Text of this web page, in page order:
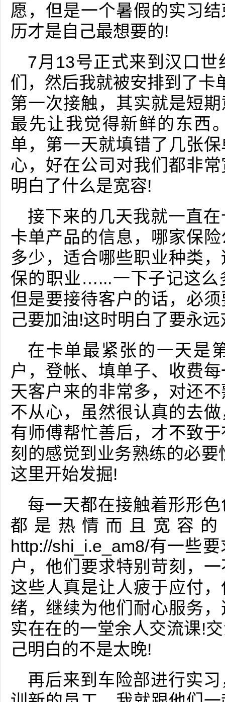
愿，但是一个暑假的实习
历才是自己最想要的!
7月13号正式来到汉口
们，然后我就被安排到了卡
第一次接触，其实就是短
最先让我觉得新鲜的东西
单，第一天就填错了几张
心，好在公司对我们都非
明白了什么是宽容!
接下来的几天我就一直
卡单产品的信息，哪家保
多少，适合哪些职业种类
保的职业…...一下子记这么
但是要接待客户的话，必
己要加油!这时明白了要永
在卡单最紧张的一天是
户，登帐、填单子、收费
天客户来的非常多，对还
不从心，虽然很认真的去
有师傅帮忙善后，才不致
刻的感觉到业务熟练的必
这里开始发掘!
每一天都在接触着形形
都是热情而且宽容
http://shi_i.e_am8/有一些
户，他们要求特别苛刻，
这些人真是让人疲于应付
绪，继续为他们耐心服务
实在在的一堂余人交流课!
己明白的不是太晚!
再后来到车险部进行实